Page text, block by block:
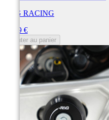
R&G RACING
64,89 €
Ajouter au panier